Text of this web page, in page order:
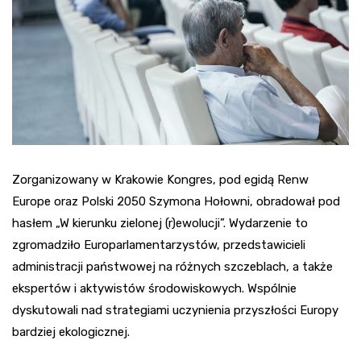
Zorganizowany w Krakowie Kongres, pod egidą Renw
Europe oraz Polski 2050 Szymona Hołowni, obradował pod
hasłem „W kierunku zielonej (r)ewolucji”. Wydarzenie to
zgromadziło Europarlamentarzystów, przedstawicieli
administracji państwowej na różnych szczeblach, a także
ekspertów i aktywistów środowiskowych. Wspólnie
dyskutowali nad strategiami uczynienia przyszłości Europy
bardziej ekologicznej.